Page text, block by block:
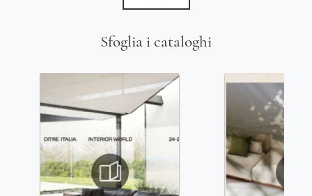
Sfoglia i cataloghi